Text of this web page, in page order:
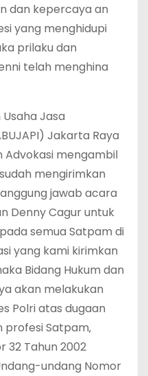
dan kepercaya an
yang menghidupi
prilaku dan
telah menghina
Jasa
Jakarta Raya
Advokasi mengambil
mengirimkan
jawab acara
Denny Cagur untuk
semua Satpam di
yang kami kirimkan
Bidang Hukum dan
akan melakukan
Polri atas dugaan
Satpam‚
32 Tahun 2002
undang Nomor